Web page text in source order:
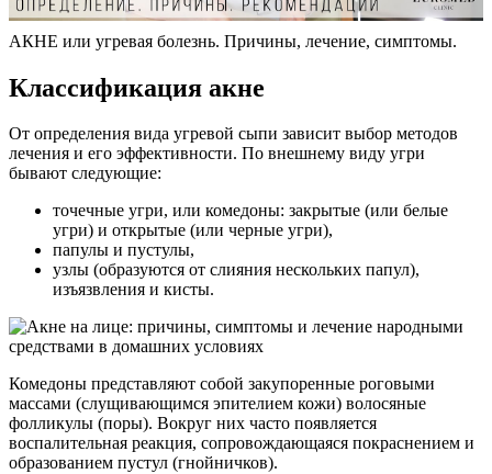
АКНЕ или угревая болезнь. Причины, лечение, симптомы.
Классификация акне
От определения вида угревой сыпи зависит выбор методов
лечения и его эффективности. По внешнему виду угри
бывают следующие:
точечные угри, или комедоны: закрытые (или белые
угри) и открытые (или черные угри),
папулы и пустулы,
узлы (образуются от слияния нескольких папул),
изъязвления и кисты.
Комедоны представляют собой закупоренные роговыми
массами (слущивающимся эпителием кожи) волосяные
фолликулы (поры). Вокруг них часто появляется
воспалительная реакция, сопровождающаяся покраснением и
образованием пустул (гнойничков).